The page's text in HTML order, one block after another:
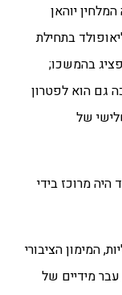
יוהאן
בתחילת
בהמשכו;
גם הוא לפטרון
של
היה מרוכז בידי
המימון הציבורי
מידיים של